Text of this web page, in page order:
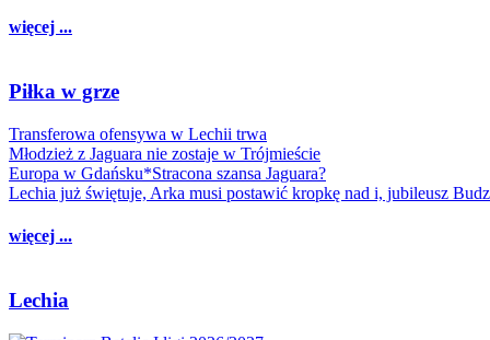
więcej ...
Piłka w grze
Transferowa ofensywa w Lechii trwa
Młodzież z Jaguara nie zostaje w Trójmieście
Europa w Gdańsku*Stracona szansa Jaguara?
Lechia już świętuje, Arka musi postawić kropkę nad i, jubileusz
więcej ...
Lechia